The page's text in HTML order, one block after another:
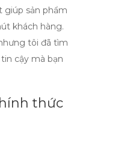
giúp sản phẩm
khách hàng.
tôi đã tìm
cậy mà bạn
thức